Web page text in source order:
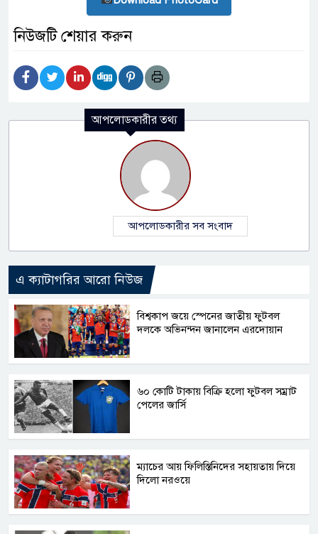
নিউজটি শেয়ার করুন
আপলোডকারীর তথ্য
আপলোডকারীর সব সংবাদ
এ ক্যাটাগরির আরো নিউজ
বিশ্বকাপ জয়ে স্পেনের জাতীয় ফুটবল
দলকে অভিনন্দন জানালেন এরদোয়ান
৬০ কোটি টাকায় বিক্রি হলো ফুটবল সম্রাট
পেলের জার্সি
ম্যাচের আয় ফিলিস্তিনিদের সহায়তায় দিয়ে
দিলো নরওয়ে